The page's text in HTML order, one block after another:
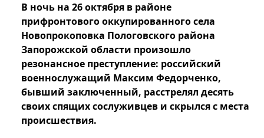
В ночь на 26 октября в районе
прифронтового оккупированного села
Новопрокоповка Пологовского района
Запорожской области произошло
резонансное преступление: российский
военнослужащий Максим Федорченко,
бывший заключенный, расстрелял десять
своих спящих сослуживцев и скрылся с места
происшествия.